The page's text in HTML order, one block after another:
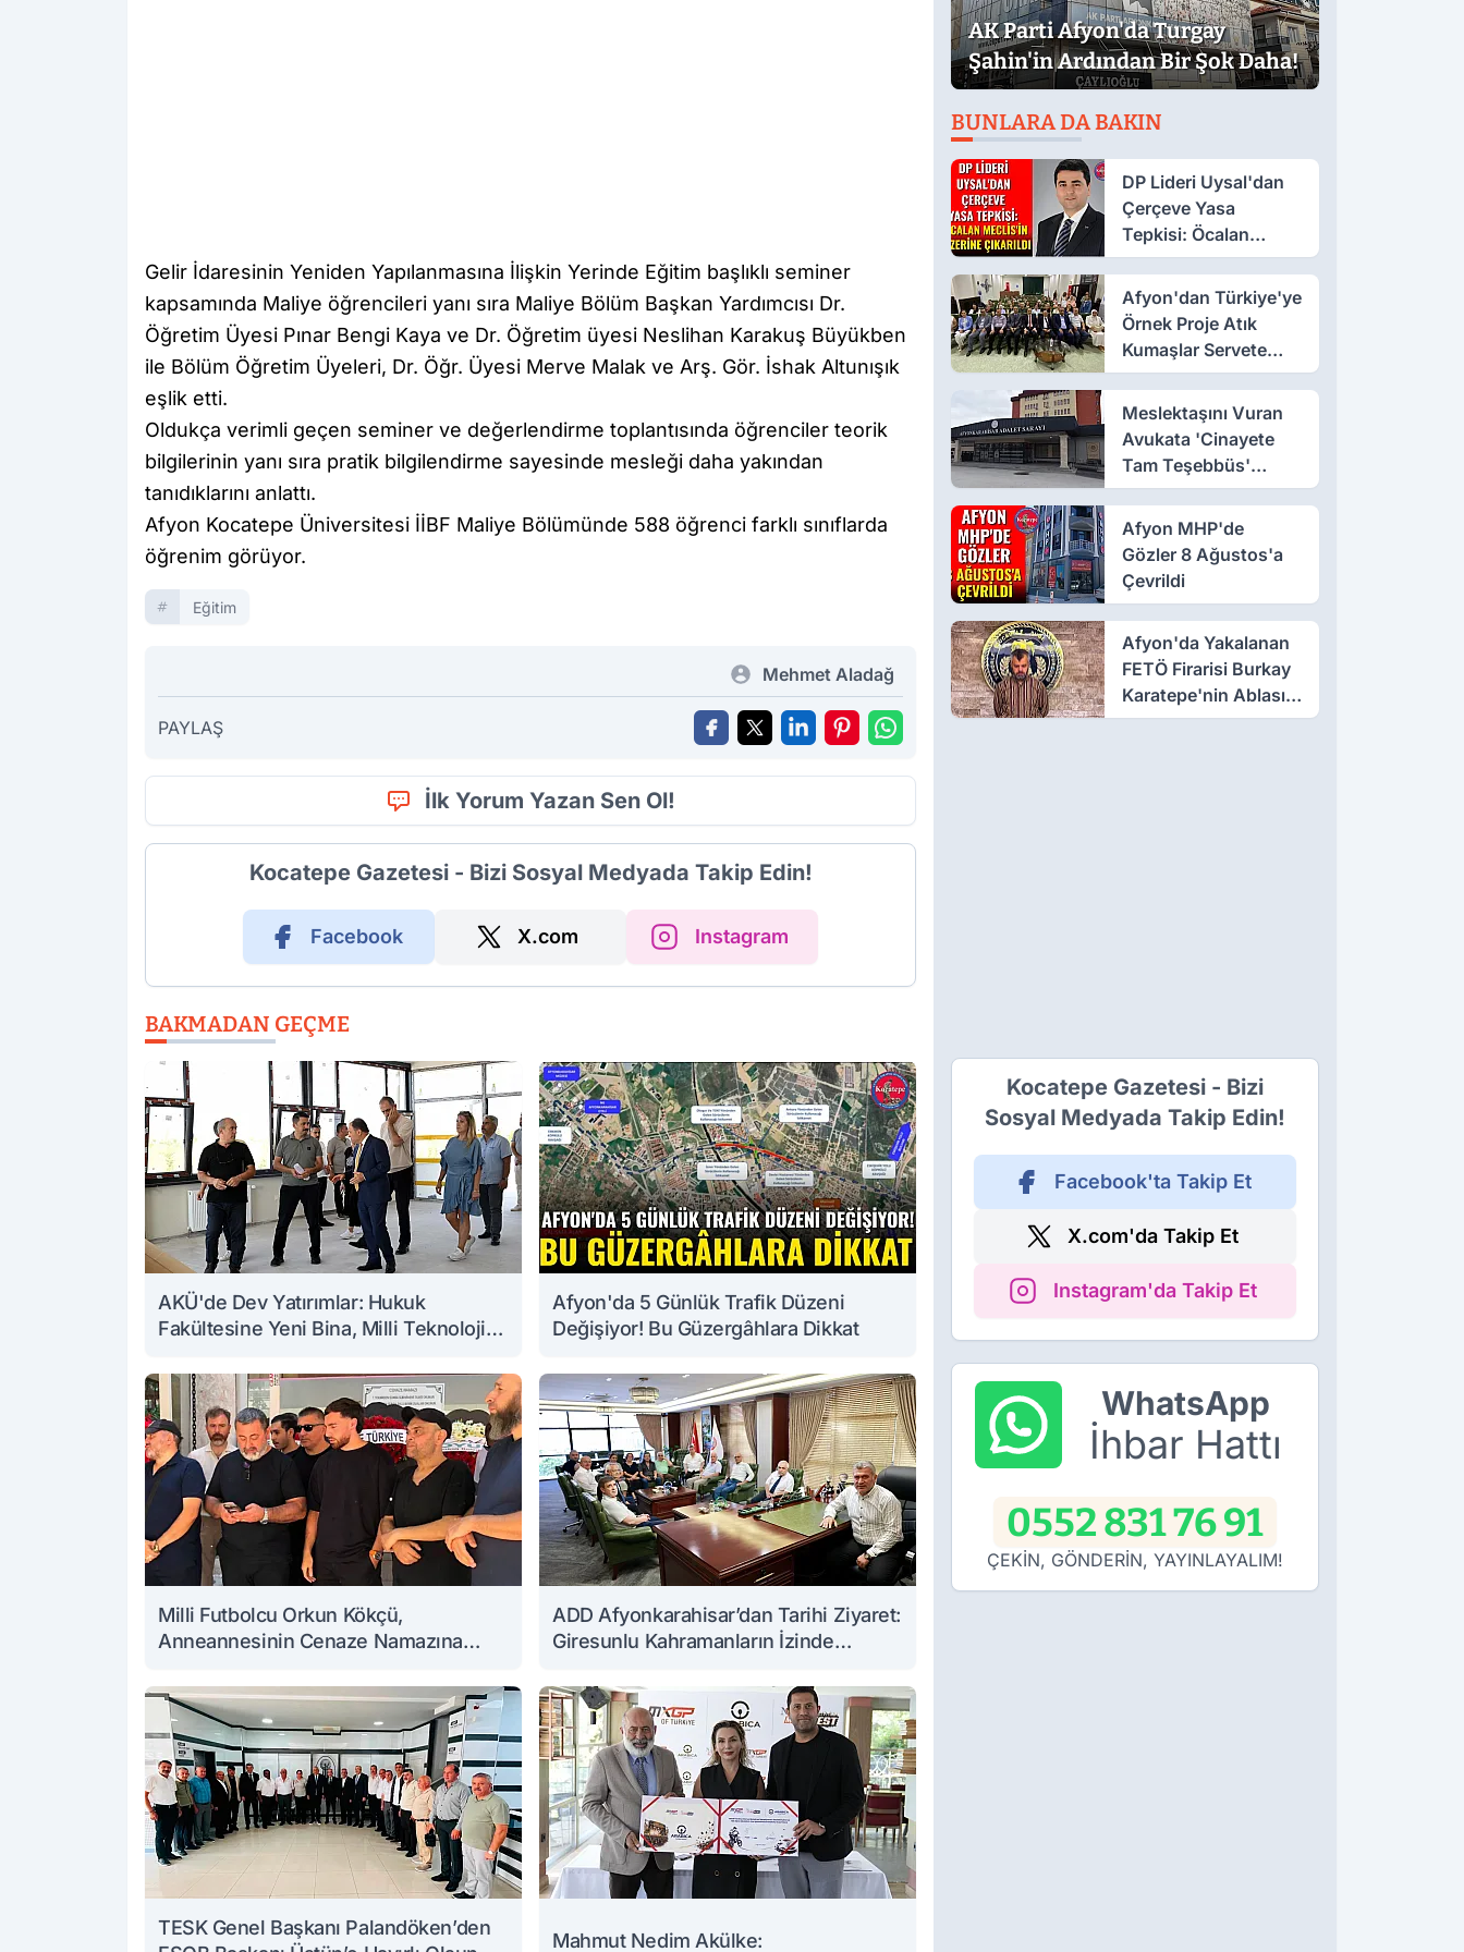
Gelir İdaresinin Yeniden Yapılanmasına İlişkin Yerinde Eğitim başlıklı seminer
kapsamında Maliye öğrencileri yanı sıra Maliye Bölüm Başkan Yardımcısı Dr.
Öğretim Üyesi Pınar Bengi Kaya ve Dr. Öğretim üyesi Neslihan Karakuş Büyükben
ile Bölüm Öğretim Üyeleri, Dr. Öğr. Üyesi Merve Malak ve Arş. Gör. İshak Altunışık
eşlik etti.
Oldukça verimli geçen seminer ve değerlendirme toplantısında öğrenciler teorik
bilgilerinin yanı sıra pratik bilgilendirme sayesinde mesleği daha yakından
tanıdıklarını anlattı.
Afyon Kocatepe Üniversitesi İİBF Maliye Bölümünde 588 öğrenci farklı sınıflarda
öğrenim görüyor.
Eğitim
Mehmet Aladağ
PAYLAŞ
İlk Yorum Yazan Sen Ol!
Kocatepe Gazetesi - Bizi Sosyal Medyada Takip Edin!
Facebook X.com Instagram
BAKMADAN GEÇME
AKÜ'de Dev Yatırımlar: Hukuk
Fakültesine Yeni Bina, Milli Teknoloji
Afyon'da 5 Günlük Trafik Düzeni
Değişiyor! Bu Güzergâhlara Dikkat
Milli Futbolcu Orkun Kökçü,
Anneannesinin Cenaze Namazına
ADD Afyonkarahisar’dan Tarihi Ziyaret:
Giresunlu Kahramanların İzinde
TESK Genel Başkanı Palandöken’den
Mahmut Nedim Akülke:
AK Parti Afyon'da Turgay
Şahin'in Ardından Bir Şok Daha!
BUNLARA DA BAKIN
DP Lideri Uysal'dan
Çerçeve Yasa
Tepkisi: Öcalan
Meclis'in Üzerine
Çıkarıldı
Afyon'dan Türkiye'ye
Örnek Proje Atık
Kumaşlar Servete
Dönüştü!
Meslektaşını Vuran
Avukata 'Cinayete
Tam Teşebbüs'
Suçlaması
Afyon MHP'de
Gözler 8 Ağustos'a
Çevrildi
Afyon'da Yakalanan
FETÖ Firarisi Burkay
Karatepe'nin Ablası
Gözaltına Alındı
Kocatepe Gazetesi - Bizi
Sosyal Medyada Takip Edin!
Facebook'ta Takip Et
X.com'da Takip Et
Instagram'da Takip Et
WhatsApp
İhbar Hattı
0552 831 76 91
ÇEKİN, GÖNDERİN, YAYINLAYALIM!